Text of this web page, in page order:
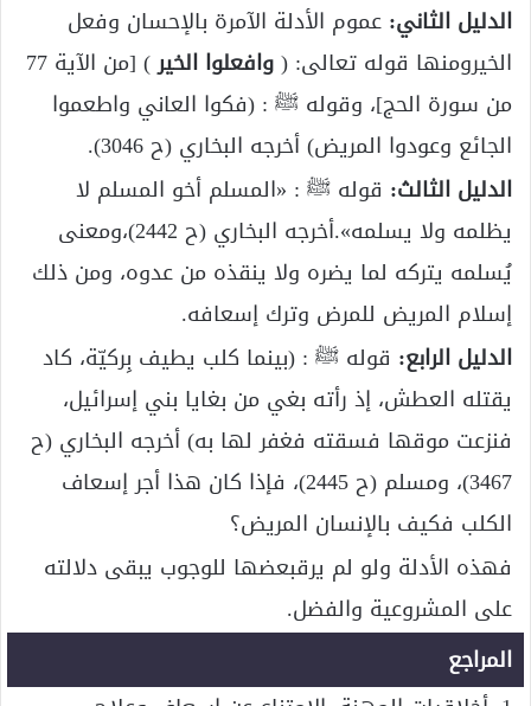
الدليل الثاني: عموم الأدلة الآمرة بالإحسان وفعل
الخيرومنها قوله تعالى: (وافعلوا الخير
) [من الآية 77
من سورة الحج]، وقوله ﷺ : (فكوا العاني واطعموا
الجائع وعودوا المريض) أخرجه البخاري (ح 3046).
الدليل الثالث: قوله ﷺ : «المسلم أخو المسلم لا
يظلمه ولا يسلمه».أخرجه البخاري (ح 2442)،ومعنى
يُسلمه يتركه لما يضره ولا ينقذه من عدوه، ومن ذلك
إسلام المريض للمرض وترك إسعافه.
الدليل الرابع: قوله ﷺ : (بينما كلب يطيف بِركيّة، كاد
يقتله العطش، إذ رأته بغي من بغايا بني إسرائيل،
فنزعت موقها فسقته فغفر لها به) أخرجه البخاري (ح
3467)، ومسلم (ح 2445)، فإذا كان هذا أجر إسعاف
الكلب فكيف بالإنسان المريض؟
فهذه الأدلة ولو لم يرقبعضها للوجوب يبقى دلالته
على المشروعية والفضل.
المراجع